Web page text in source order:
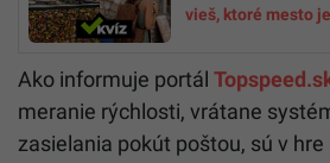
jeho zavedenia sa skúma, najmä
doprava z D1 presmerovaná na
Na určitých úsekoch rýchlocesty
znížila kvôli zúženiu pruhov, a